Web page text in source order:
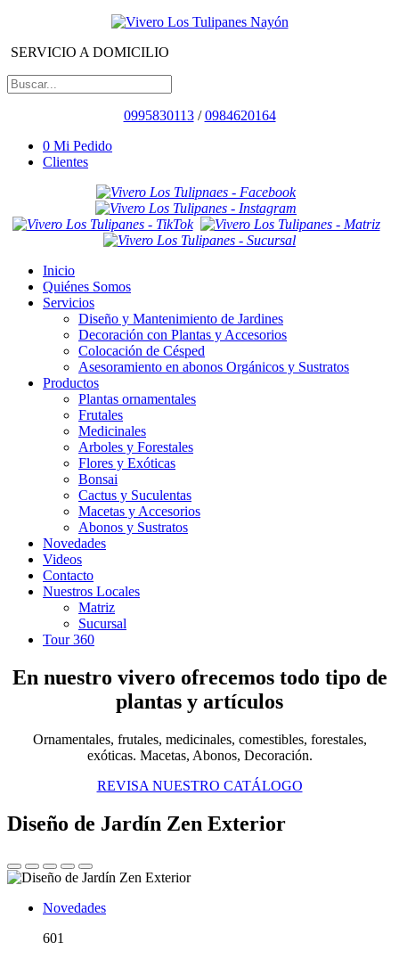
SERVICIO A DOMICILIO
0995830113/0984620164
0 Mi Pedido
Clientes
Inicio
Quiénes Somos
Servicios
Diseño y Mantenimiento de Jardines
Decoración con Plantas y Accesorios
Colocación de Césped
Asesoramiento en abonos Orgánicos y Sustratos
Productos
Plantas ornamentales
Frutales
Medicinales
Arboles y Forestales
Flores y Exóticas
Bonsai
Cactus y Suculentas
Macetas y Accesorios
Abonos y Sustratos
Novedades
Videos
Contacto
Nuestros Locales
Matriz
Sucursal
Tour 360
En nuestro vivero ofrecemos todo tipo de
plantas y artículos
Ornamentales, frutales, medicinales, comestibles, forestales,
exóticas. Macetas, Abonos, Decoración.
REVISA NUESTRO CATÁLOGO
Diseño de Jardín Zen Exterior
Novedades
601